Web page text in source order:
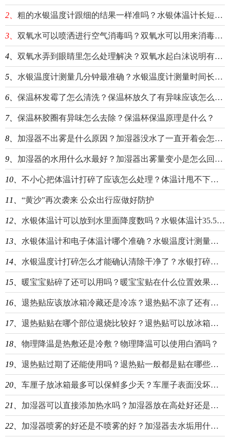
2、 粗的水银温度计跟细的结果一样准吗？水银体温计长短头的区别介绍
3、 双氧水可以喷洒进行空气消毒吗？双氧水可以用来消毒物体表面吗？
4、 双氧水弄到眼睛里怎么处理解决？双氧水起白沫说明有细菌吗？
5、 水银温度计测量几分钟最准确？水银温度计测量时间长了温度会升高吗？
6、 保温杯发霉了怎么清洗？保温杯放久了有异味应该怎么办？
7、 保温杯胶圈有异味怎么去除？保温杯保温原理是什么？
8、 加湿器不出雾是什么原因？加湿器没水了一直开着会怎样？
9、 加湿器的水用什么水最好？加湿器出雾量变小是怎么回事？
10、 不小心把体温计打碎了应该怎么处理？体温计甩不下去是什么情况？
11、 “黄沙”再次袭来 公众出行应做好防护
12、 水银体温计可以放到水里面降度数吗？水银体温计35.5就甩不下去了怎么办？
13、 水银体温计和电子体温计哪个准确？水银温度计测量腋下37.3度算发烧吗？
14、 水银温度计打碎怎么才能确认清除干净了？水银打碎后喷酒精有效果吗？
15、 暖宝宝贴碎了还可以用吗？暖宝宝贴在什么位置效果最好？
16、 退热贴应该放冰箱冷藏还是冷冻？退热贴不凉了还有效果吗？
17、 退热贴贴在哪个部位退烧比较好？退热贴可以放冰箱里面保存吗？
18、 物理降温是热敷还是冷敷？物理降温可以使用白酒吗？
19、 退热贴过期了还能使用吗？退热贴一般都是贴在哪些地方？
20、 车厘子放冰箱最多可以保鲜多少天？车厘子表面没坏但有酒味怎么办？
21、 加湿器可以直接添加热水吗？加湿器放在高处好还是低处好？
22、 加湿器喷雾的好还是不喷雾的好？加湿器去水垢用什么效果最好？